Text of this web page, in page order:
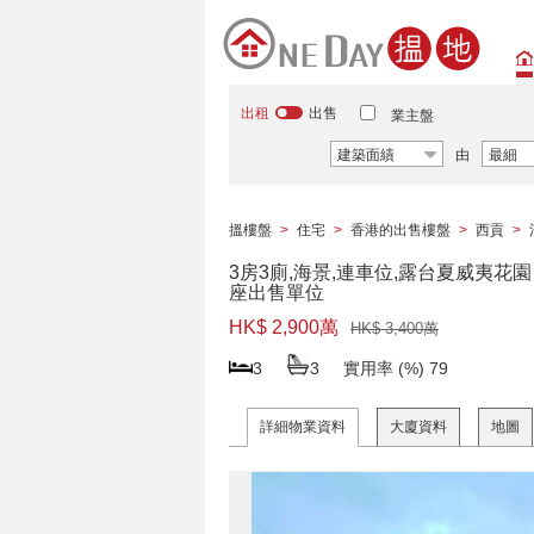
出租 出售 業主盤
建築面績 由 最細
搵樓盤 > 住宅 > 香港的出售樓盤 > 西貢 >
3房3廁,海景,連車位,露台夏威夷花
座出售單位
HK$ 2,900萬
HK$ 3,400萬
3 3 實用率 (%) 79
詳細物業資料 大廈資料 地圖